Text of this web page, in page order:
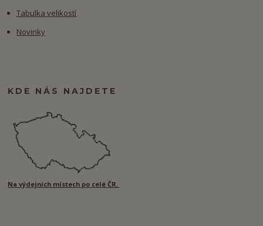
Tabulka velikostí
Novinky
KDE NÁS NAJDETE
Na výdejních místech po celé ČR.